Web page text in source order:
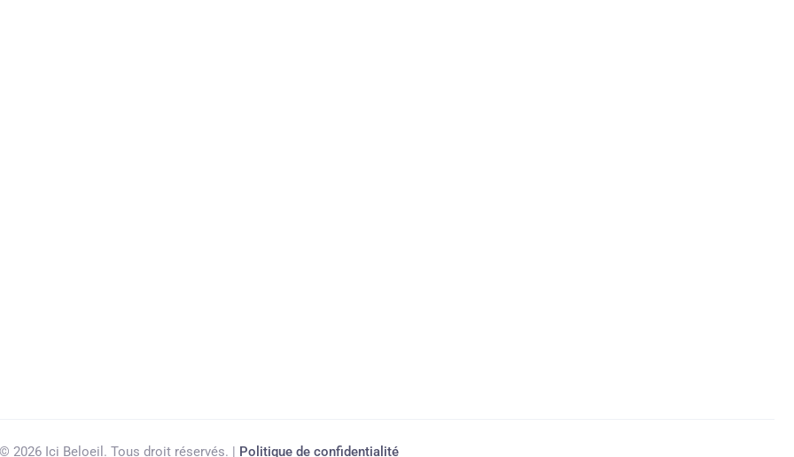
© 2026 Ici Beloeil. Tous droit réservés. | Politique de confidentialité